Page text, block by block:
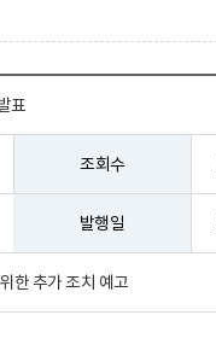
표
조회수
발행일
한 추가 조치 예고